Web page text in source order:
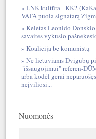
LNK kultūra - KK2
VATA puola signatarą
Keletas Leonido
savaites vykusio
Koalicija be komunistų
Ne lietuviams Dvigubų
"išsaugojimui" referen-
arba kodėl gerai
neįviliosi...
Nuomonės